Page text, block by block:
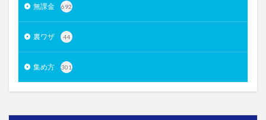
無課金 692
裏ワザ 44
集め方 301